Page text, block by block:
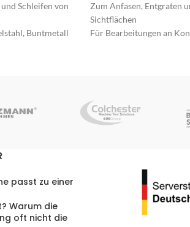
Schleifen von
Buntmetall
Zum Anfasen, Entgraten
Sichtflächen
Für Bearbeitungen an
passt zu einer
Warum die
oft nicht die